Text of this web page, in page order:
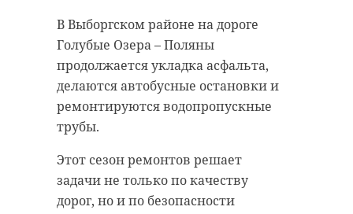
В Выборгском районе на дороге
Голубые Озера – Поляны
продолжается укладка асфальта,
делаются автобусные остановки и
ремонтируются водопропускные
трубы.
Этот сезон ремонтов решает
задачи не только по качеству
дорог, но и по безопасности